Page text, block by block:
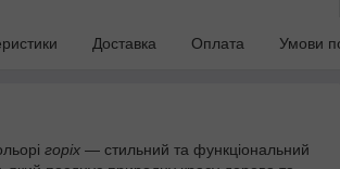
Доставка Оплата Умови
горіх — стильний та функціональний